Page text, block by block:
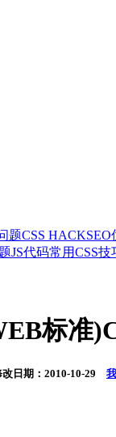
题CSS HACKSEO
JS代码常用CSS技
标准
日期：2010-10-29